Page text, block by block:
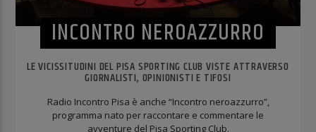
INCONTRO NEROAZZURRO
LE VICISSITUDINI DEL PISA SPORTING CLUB VISTE ATTRAVERSO
GIORNALISTI, OPINIONISTI E TIFOSI
Radio Incontro Pisa è anche “Incontro neroazzurro”,
programma nato per raccontare e commentare le
avventure del Pisa Sporting Club.